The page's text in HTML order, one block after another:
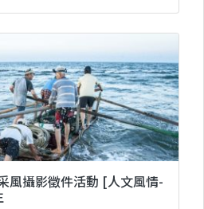
風攝影徵件活動 [人文風情-